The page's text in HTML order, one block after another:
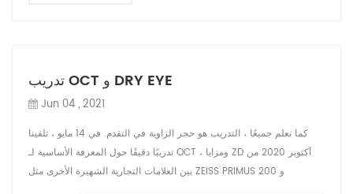
تدريب OCT و DRY EYE
Jun 04 , 2021
كما نعلم جميعًا ، التدريب هو حجر الزاوية في التقدم. في 14 مايو ، تلقينا
تدريبًا دقيقًا حول المعرفة الأساسية لـ OCT ، ومزايا ZD أكتوبر 2020 من
بين العلامات التجارية الشهيرة الأخرى مثل ZEISS PRIMUS 200 و